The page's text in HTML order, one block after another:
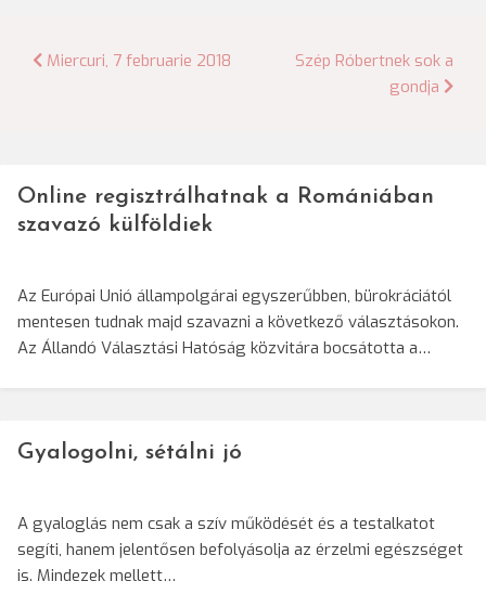
Bejegyzés
Miercuri, 7 februarie 2018
Szép Róbertnek sok a
gondja
Online regisztrálhatnak a Romániában
szavazó külföldiek
Az Európai Unió állampolgárai egyszerűbben, bürokráciától
mentesen tudnak majd szavazni a következő választásokon.
Az Állandó Választási Hatóság közvitára bocsátotta a…
Gyalogolni, sétálni jó
A gyaloglás nem csak a szív működését és a testalkatot
segíti, hanem jelentősen befolyásolja az érzelmi egészséget
is. Mindezek mellett…